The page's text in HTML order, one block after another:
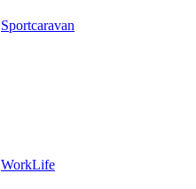
Sportcaravan
WorkLife